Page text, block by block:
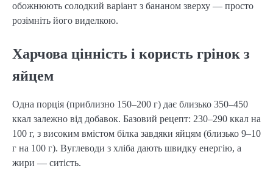
обожнюють солодкий варіант з бананом зверху — просто
розімніть його виделкою.
Харчова цінність і користь грінок з
яйцем
Одна порція (приблизно 150–200 г) дає близько 350–450
ккал залежно від добавок. Базовий рецепт: 230–290 ккал на
100 г, з високим вмістом білка завдяки яйцям (близько 9–10
г на 100 г). Вуглеводи з хліба дають швидку енергію, а
жири — ситість.